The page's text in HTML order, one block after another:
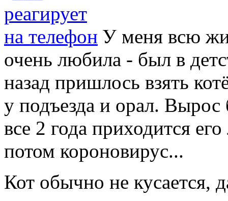
У меня всю
очень любила - был в
назад пришлось взять
у подъезда и орал.
все 2 года приходится
потом короновирус...
Кот обычно не кусается,